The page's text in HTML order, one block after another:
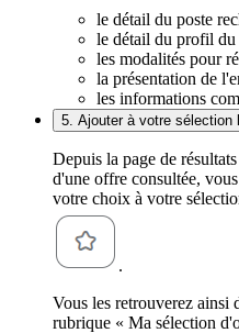
le détail du poste
le détail du profil du
les modalités pour
la présentation de
les informations
5. Ajouter à votre
Depuis la page de
d'une offre consultée,
votre choix à votre
.
Vous les retrouverez ainsi
rubrique « Ma sélection